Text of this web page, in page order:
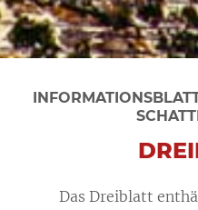
Das Dreiblatt